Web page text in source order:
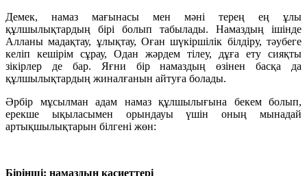
Демек, намаз мағынасы мен мәні терең ең ұлы
құлшылықтардың бірі болып табылады. Намаздың ішінде
Алланы мадақтау, ұлықтау, Оған шүкіршілік білдіру, тәубеге
келіп кешірім сұрау, Одан жәрдем тілеу, дұға ету сияқты
зікірлер де бар. Яғни бір намаздың өзінен басқа да
құлшылықтардың жиналғанын айтуға болады.
Әрбір мұсылман адам намаз құлшылығына бекем болып,
ерекше ықыласымен орындауы үшін оның мынадай
артықшылықтарын білгені жөн:
Бірінші: намаздың қасиеттері